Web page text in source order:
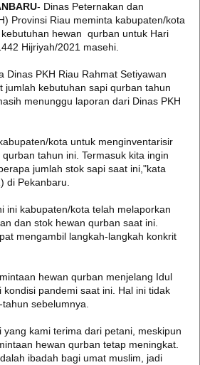
- Dinas Peternakan dan
Provinsi Riau meminta kabupaten/kota
hewan qurban untuk Hari
Hijriyah/2021 masehi.
Dinas PKH Riau Rahmat Setiyawan
jumlah kebutuhan sapi qurban tahun
menunggu laporan dari Dinas PKH
kota untuk menginventarisir
tahun ini. Termasuk kita ingin
jumlah stok sapi saat ini,"kata
di Pekanbaru.
ini kabupaten/kota telah melaporkan
dan stok hewan qurban saat ini.
mengambil langkah-langkah konkrit
hewan qurban menjelang Idul
pandemi saat ini. Hal ini tidak
sebelumnya.
kami terima dari petani, meskipun
hewan qurban tetap meningkat.
ibadah bagi umat muslim, jadi